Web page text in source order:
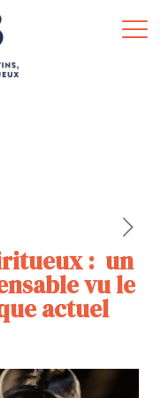
: un
vu le
actuel